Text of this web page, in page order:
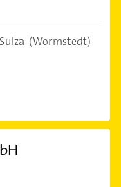
(Wormstedt)